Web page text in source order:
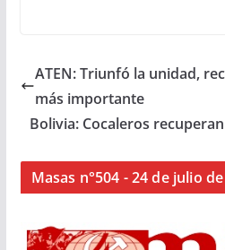
ATEN: Triunfó la unidad,
más importante
Bolivia: Cocaleros
Masas n°504 - 24 de julio